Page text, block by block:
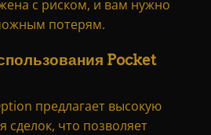
с риском, и вам нужно
потерям.
Pocket
предлагает высокую
сделок, что позволяет